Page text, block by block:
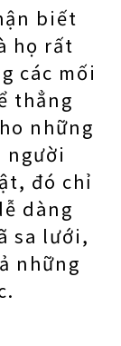
biết
họ rất
các mối
thẳng
những
người
đó chỉ
dàng
sa lưới,
những